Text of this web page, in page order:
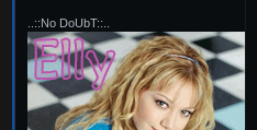
..::No DoUbT::..